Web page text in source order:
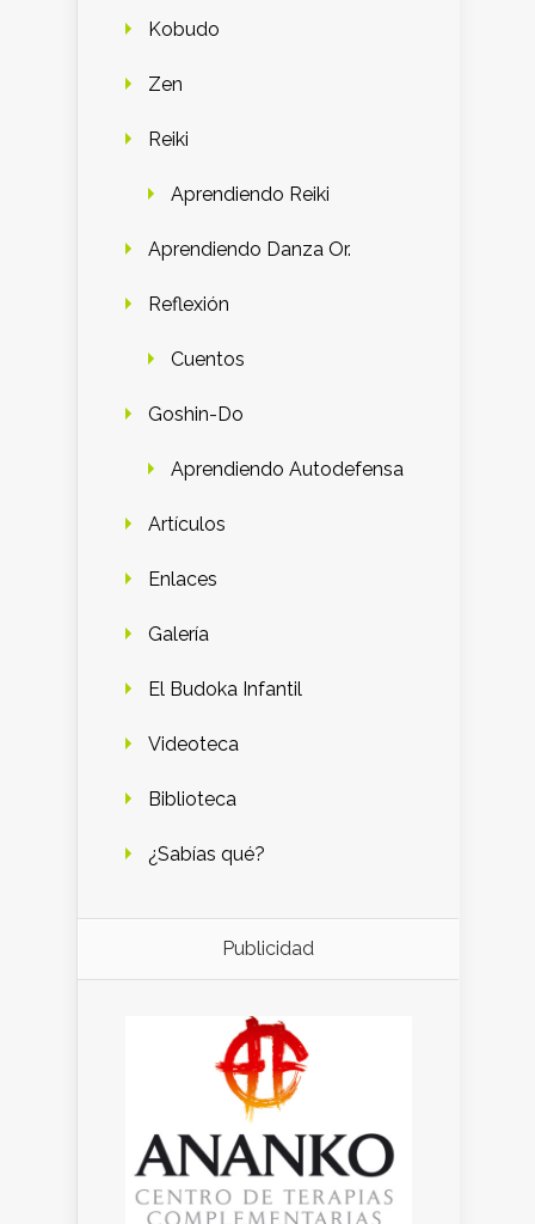
Kobudo
Zen
Reiki
Aprendiendo Reiki
Aprendiendo Danza Or.
Reflexión
Cuentos
Goshin-Do
Aprendiendo Autodefensa
Artículos
Enlaces
Galería
El Budoka Infantil
Videoteca
Biblioteca
¿Sabías qué?
Publicidad